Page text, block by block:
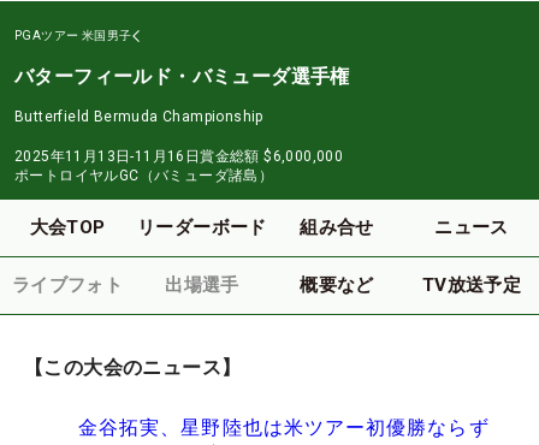
PGAツアー 米国男子
バターフィールド・バミューダ選手権
Butterfield Bermuda Championship
2025年11月13日-11月16日賞金総額 $6,000,000
ポートロイヤルGC（バミューダ諸島）
大会TOP リーダーボード 組み合せ ニュース
ライブフォト 出場選手 概要など TV放送予定
【この大会のニュース】
金谷拓実、星野陸也は米ツアー初優勝ならず